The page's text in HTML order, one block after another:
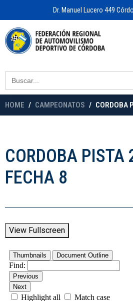
Dr. Manuel Lucero 449
Search
for:
HOME CAMPEONATOS CORDOBA
CORDOBA PISTA
FECHA 8
View Fullscreen